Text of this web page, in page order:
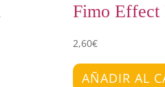
Fimo Effect
2,60€
AÑADIR AL